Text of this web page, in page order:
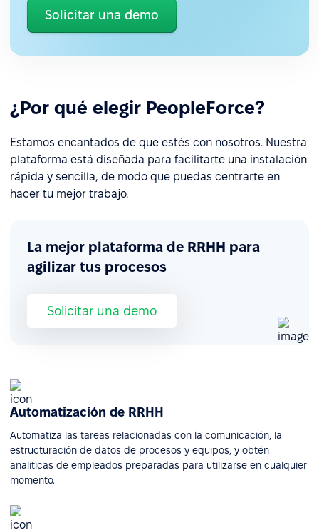
Solicitar una demo
¿Por qué elegir PeopleForce?
Estamos encantados de que estés con nosotros. Nuestra
plataforma está diseñada para facilitarte una instalación
rápida y sencilla, de modo que puedas centrarte en
hacer tu mejor trabajo.
La mejor plataforma de RRHH para
agilizar tus procesos
Solicitar una demo
Automatización de RRHH
Automatiza las tareas relacionadas con la comunicación, la
estructuración de datos de procesos y equipos, y obtén
analíticas de empleados preparadas para utilizarse en cualquier
momento.